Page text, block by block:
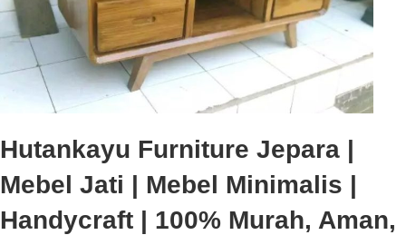
Hutankayu Furniture Jepara |
Mebel Jati | Mebel Minimalis |
Handycraft | 100% Murah, Aman,